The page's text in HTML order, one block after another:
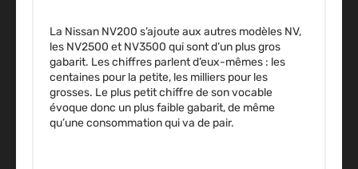
La Nissan NV200 s’ajoute aux autres modèles NV,
les NV2500 et NV3500 qui sont d’un plus gros
gabarit. Les chiffres parlent d’eux-mêmes : les
centaines pour la petite, les milliers pour les
grosses. Le plus petit chiffre de son vocable
évoque donc un plus faible gabarit, de même
qu’une consommation qui va de pair.